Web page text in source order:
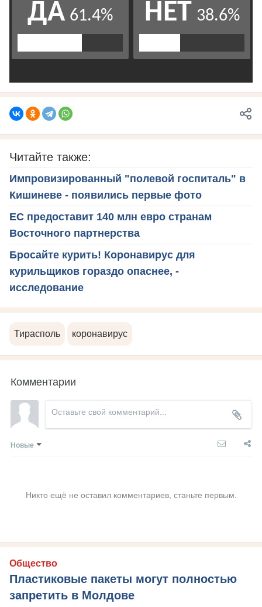
Читайте также:
Импровизированный "полевой госпиталь" в
Кишиневе - появились первые фото
ЕС предоставит 140 млн евро странам
Восточного партнерства
Бросайте курить! Коронавирус для
курильщиков гораздо опаснее, -
исследование
Тирасполь коронавирус
Комментарии
Новые
Никто ещё не оставил комментариев, станьте первым.
Общество
Пластиковые пакеты могут полностью
запретить в Молдове